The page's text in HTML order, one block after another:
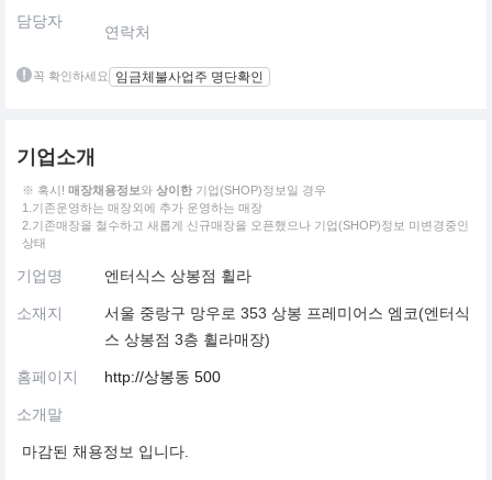
담당자
연락처
꼭 확인하세요 임금체불사업주 명단확인
기업소개
※ 혹시! 매장채용정보와 상이한 기업(SHOP)정보일 경우
1.기존운영하는 매장외에 추가 운영하는 매장
2.기존매장을 철수하고 새롭게 신규매장을 오픈했으나 기업(SHOP)정보 미변경중인
상태
기업명 엔터식스 상봉점 휠라
소재지
서울 중랑구 망우로 353 상봉 프레미어스 엠코(엔터식
스 상봉점 3층 휠라매장)
홈페이지 http://상봉동 500
소개말
마감된 채용정보 입니다.